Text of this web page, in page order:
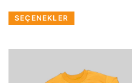
SEÇENEKLER